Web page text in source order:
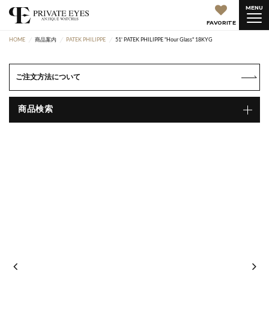
FAVORITE
MENU
HOME 商品案内 PATEK PHILIPPE 51' PATEK PHILIPPE "Hour Glass" 18KYG
ご注文方法について
商品検索